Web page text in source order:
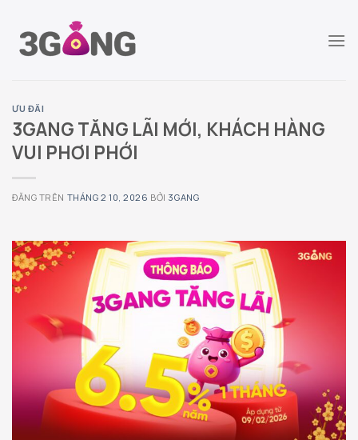
đến
ƯU ĐÃI
3GANG TĂNG LÃI MỚI, KHÁCH HÀNG
VUI PHƠI PHỚI
ĐĂNG TRÊN THÁNG 2 10, 2026 BỞI 3GANG